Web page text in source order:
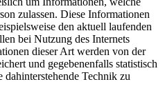
zulassen. Diese Informationen
den aktuell laufenden
bei Nutzung des Internets
dieser Art werden von der
und gegebenenfalls statistisch
Technik zu